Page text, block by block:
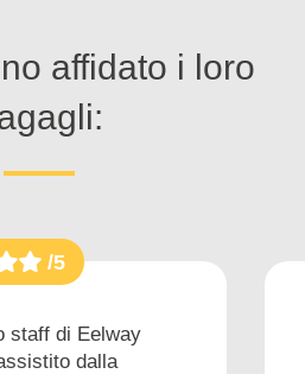
affidato i loro
/5
staff di Eelway
dalla